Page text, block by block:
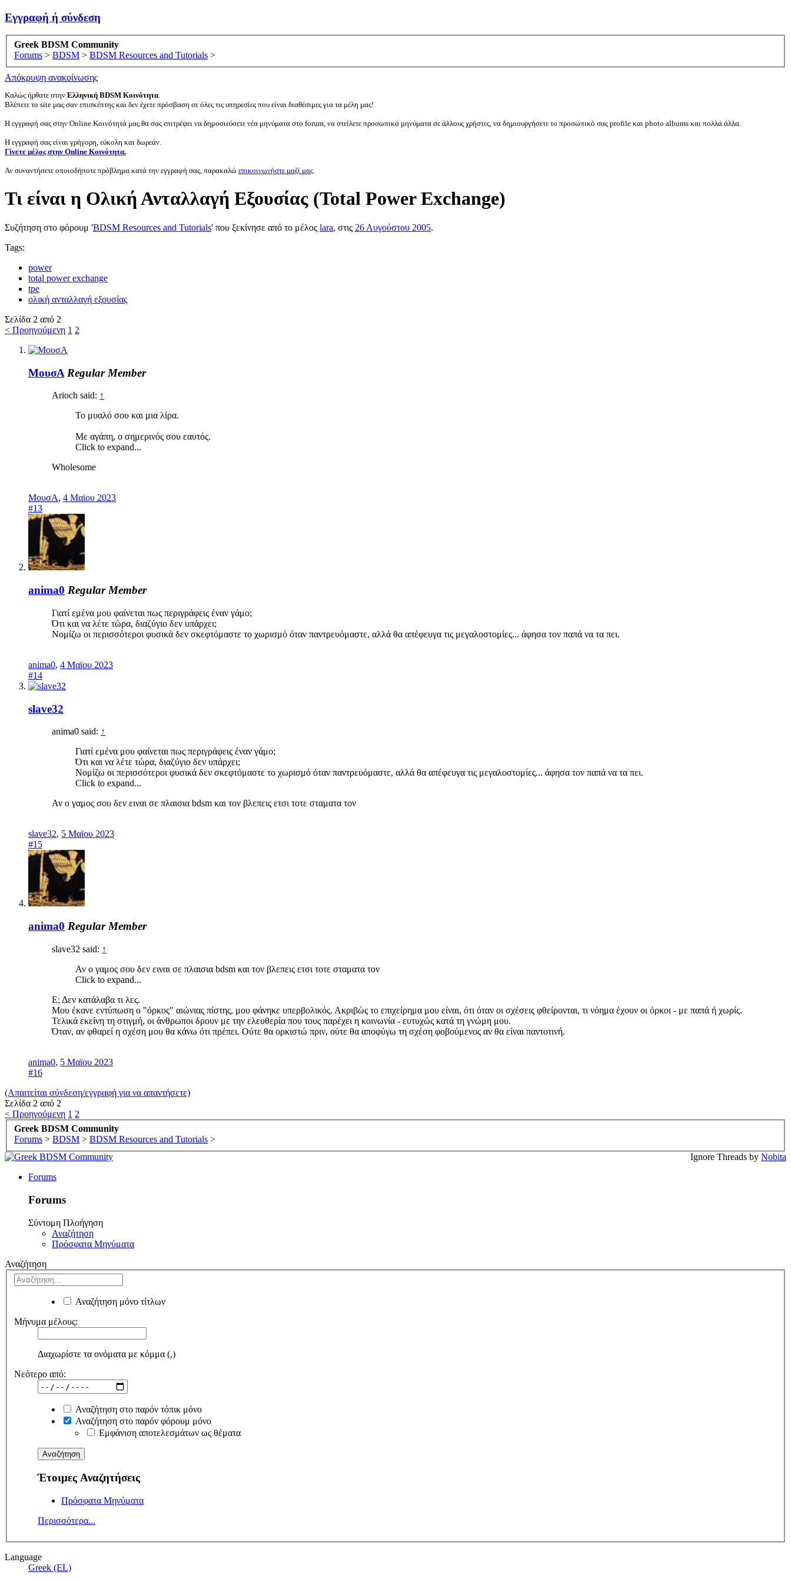
Εγγραφή ή σύνδεση
Greek BDSM Community
Forums > BDSM > BDSM Resources and Tutorials >
Απόκρυψη ανακοίνωσης
Καλώς ήρθατε στην Ελληνική BDSM Κοινότητα.
Βλέπετε το site μας σαν επισκέπτης και δεν έχετε πρόσβαση σε όλες τις υπηρεσίες που είναι διαθέσιμες για τα μέλη μας!
Η εγγραφή σας στην Online Κοινότητά μας θα σας επιτρέψει να δημοσιεύσετε νέα μηνύματα στο forum, να στείλετε προσωπικά μηνύματα σε άλλους χρήστες, να δημιουργήσετε το προσωπικό σας profile και photo albums και πολλά άλλα.
Η εγγραφή σας είναι γρήγορη, εύκολη και δωρεάν.
Γίνετε μέλος στην Online Κοινότητα.
Αν συναντήσετε οποιοδήποτε πρόβλημα κατά την εγγραφή σας, παρακαλώ επικοινωνήστε μαζί μας.
Τι είναι η Ολική Ανταλλαγή Εξουσίας (Total Power Exchange)
Συζήτηση στο φόρουμ 'BDSM Resources and Tutorials' που ξεκίνησε από το μέλος lara, στις 26 Αυγούστου 2005.
Tags:
power
total power exchange
tpe
ολική ανταλλαγή εξουσίας
Σελίδα 2 από 2
< Προηγούμενη 1 2
ΜουσΑ Regular Member
Arioch said: ↑
Το μυαλό σου και μια λίρα.
Με αγάπη, ο σημερινός σου εαυτός.
Click to expand...
Wholesome
ΜουσΑ, 4 Μαϊου 2023
#13
anima0 Regular Member
Γιατί εμένα μου φαίνεται πως περιγράφεις έναν γάμο;
Ότι και να λέτε τώρα, διαζύγιο δεν υπάρχει;
Νομίζω οι περισσότεροι φυσικά δεν σκεφτόμαστε το χωρισμό όταν παντρευόμαστε, αλλά θα απέφευγα τις μεγαλοστομίες... άφησα τον παπά να τα πει.
anima0, 4 Μαϊου 2023
#14
slave32
anima0 said: ↑
Γιατί εμένα μου φαίνεται πως περιγράφεις έναν γάμο;
Ότι και να λέτε τώρα, διαζύγιο δεν υπάρχει;
Νομίζω οι περισσότεροι φυσικά δεν σκεφτόμαστε το χωρισμό όταν παντρευόμαστε, αλλά θα απέφευγα τις μεγαλοστομίες... άφησα τον παπά να τα πει.
Click to expand...
Αν ο γαμος σου δεν ειναι σε πλαισια bdsm και τον βλεπεις ετσι τοτε σταματα τον
slave32, 5 Μαϊου 2023
#15
anima0 Regular Member
slave32 said: ↑
Αν ο γαμος σου δεν ειναι σε πλαισια bdsm και τον βλεπεις ετσι τοτε σταματα τον
Click to expand...
Ε; Δεν κατάλαβα τι λες.
Μου έκανε εντύπωση ο "όρκος" αιώνιας πίστης, μου φάνηκε υπερβολικός. Ακριβώς το επιχείρημα μου είναι, ότι όταν οι σχέσεις φθείρονται, τι νόημα έχουν οι όρκοι - με παπά ή χωρίς.
Τελικά εκείνη τη στιγμή, οι άνθρωποι δρουν με την ελευθερία που τους παρέχει η κοινωνία - ευτυχώς κατά τη γνώμη μου.
Όταν, αν φθαρεί η σχέση μου θα κάνω ότι πρέπει. Ούτε θα ορκιστώ πριν, ούτε θα αποφύγω τη σχέση φοβούμενος αν θα είναι παντοτινή.
anima0, 5 Μαϊου 2023
#16
(Απαιτείται σύνδεση/εγγραφή για να απαντήσετε)
Σελίδα 2 από 2
< Προηγούμενη 1 2
Greek BDSM Community
Forums > BDSM > BDSM Resources and Tutorials >
Ignore Threads by Nobita
Forums
Forums
Σύντομη Πλοήγηση
Αναζήτηση
Πρόσφατα Μηνύματα
Αναζήτηση
Αναζήτηση μόνο τίτλων
Μήνυμα μέλους:
Διαχωρίστε τα ονόματα με κόμμα (,)
Νεότερο από:
Αναζήτηση στο παρόν τόπικ μόνο
Αναζήτηση στο παρόν φόρουμ μόνο
Εμφάνιση αποτελεσμάτων ως θέματα
Έτοιμες Αναζητήσεις
Πρόσφατα Μηνύματα
Περισσότερα...
Language
Greek (EL)